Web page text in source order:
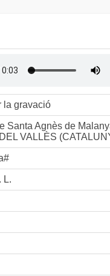
la gravació
Santa Agnès de
VALLÈS
L.